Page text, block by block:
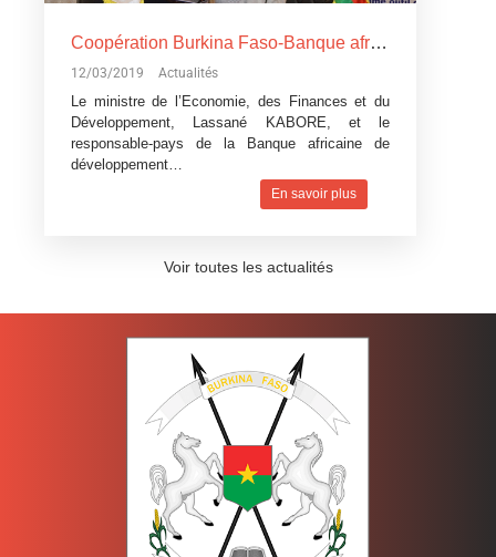
Coopération Burkina Faso-Banque africaine de développement: La Banque africaine de développement accorde trois
12/03/2019 Actualités
Le ministre de l’Economie, des Finances et du
Développement, Lassané KABORE, et le
responsable-pays de la Banque africaine de
développement…
En savoir plus
Voir toutes les actualités